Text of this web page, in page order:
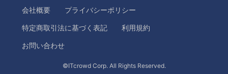
会社概要 プライバシーポリシー
特定商取引法に基づく表記 利用規約
お問い合わせ
©ITcrowd Corp. All Rights Reserved.